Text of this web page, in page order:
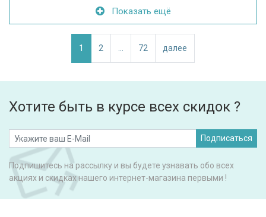
Показать ещё
1 2 72 далее
Хотите быть в курсе всех скидок ?
Подписаться
Подпишитесь на рассылку и вы будете узнавать обо всех
акциях и скидках нашего интернет-магазина первыми !